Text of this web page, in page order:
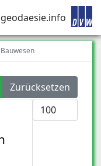
geodaesie.info
Zurücksetzen
Anzeige #